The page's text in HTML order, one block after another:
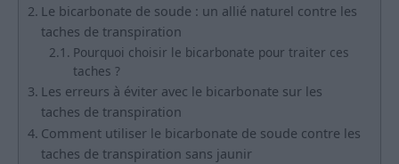
Le bicarbonate de soude : un allié naturel contre les
taches de transpiration
Pourquoi choisir le bicarbonate pour traiter ces
taches ?
Les erreurs à éviter avec le bicarbonate sur les
taches de transpiration
Comment utiliser le bicarbonate de soude contre les
taches de transpiration sans jaunir